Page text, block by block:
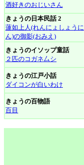
酒好きのおじいさん
きょうの日本民話 2
蓮如上人(れんにょしょうに
ん)の御影(おみえ)
きょうのイソップ童話
２匹のコガネ厶シ
きょうの江戸小話
ダイコンが白いわけ
きょうの百物語
百目